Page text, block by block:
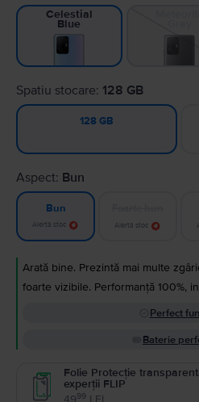
Celestial
Blue
Spatiu stocare: 128 GB
128 GB
Aspect: Bun
Bun
Alertă stoc Alertă stoc
Arată bine. Prezintă mai multe
foarte vizibile. Performanță 100%,
Perfect
Baterie
Folie Protecție
experții FLIP
4999 LEI